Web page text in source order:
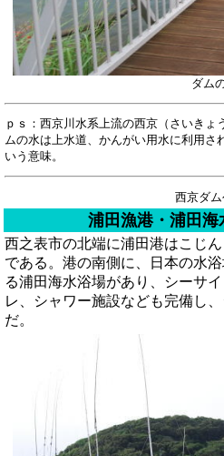
ダム
ｐｓ：西京川水系上流の西京（さいき
ムの水は上水道、かんがい用水に利用さ
いう意味。
西京ダ
浦田漁港・浦田海
西之表市の北端に浦田港はこじ
である。港の南側に、日本の水
る浦田海水浴場があり、シーサ
レ、シャワー施設なども完備し
だ。